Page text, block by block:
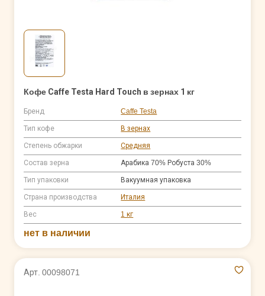
Кофе Caffe Testa Hard Touch в зернах 1 кг
Бренд Caffe Testa
Тип кофе В зернах
Степень обжарки Средняя
Состав зерна Арабика 70% Робуста 30%
Тип упаковки Вакуумная упаковка
Страна производства Италия
Вес 1 кг
нет в наличии
Арт. 00098071